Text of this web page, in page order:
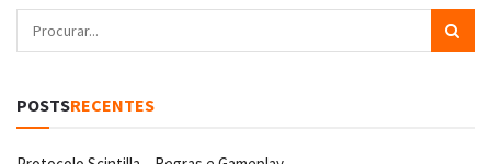
POSTSRECENTES